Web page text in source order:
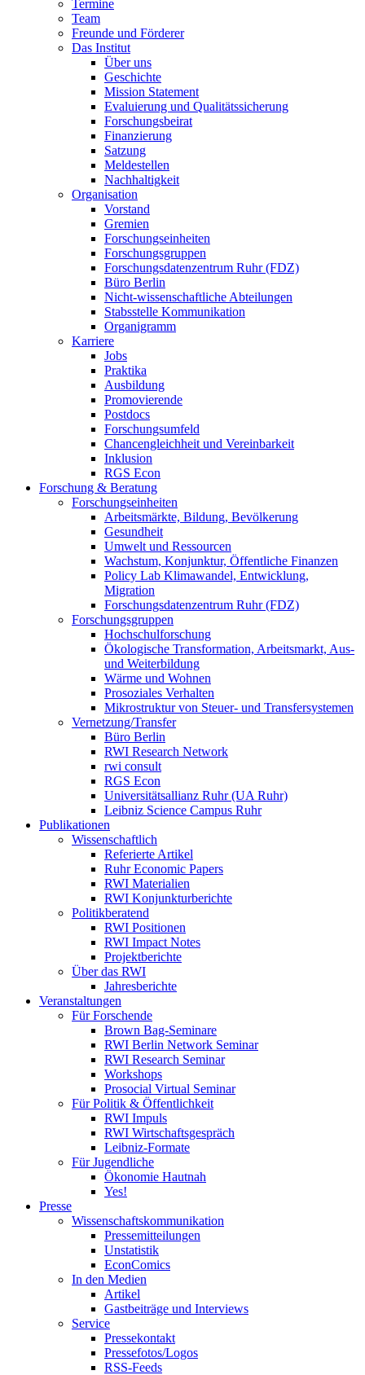
Termine
Team
Freunde und Förderer
Das Institut
Über uns
Geschichte
Mission Statement
Evaluierung und Qualitätssicherung
Forschungsbeirat
Finanzierung
Satzung
Meldestellen
Nachhaltigkeit
Organisation
Vorstand
Gremien
Forschungseinheiten
Forschungsgruppen
Forschungsdatenzentrum Ruhr (FDZ)
Büro Berlin
Nicht-wissenschaftliche Abteilungen
Stabsstelle Kommunikation
Organigramm
Karriere
Jobs
Praktika
Ausbildung
Promovierende
Postdocs
Forschungsumfeld
Chancengleichheit und Vereinbarkeit
Inklusion
RGS Econ
Forschung & Beratung
Forschungseinheiten
Arbeitsmärkte, Bildung, Bevölkerung
Gesundheit
Umwelt und Ressourcen
Wachstum, Konjunktur, Öffentliche Finanzen
Policy Lab Klimawandel, Entwicklung,
Migration
Forschungsdatenzentrum Ruhr (FDZ)
Forschungsgruppen
Hochschulforschung
Ökologische Transformation, Arbeitsmarkt, Aus-
und Weiterbildung
Wärme und Wohnen
Prosoziales Verhalten
Mikrostruktur von Steuer- und Transfersystemen
Vernetzung/Transfer
Büro Berlin
RWI Research Network
rwi consult
RGS Econ
Universitätsallianz Ruhr (UA Ruhr)
Leibniz Science Campus Ruhr
Publikationen
Wissenschaftlich
Referierte Artikel
Ruhr Economic Papers
RWI Materialien
RWI Konjunkturberichte
Politikberatend
RWI Positionen
RWI Impact Notes
Projektberichte
Über das RWI
Jahresberichte
Veranstaltungen
Für Forschende
Brown Bag-Seminare
RWI Berlin Network Seminar
RWI Research Seminar
Workshops
Prosocial Virtual Seminar
Für Politik & Öffentlichkeit
RWI Impuls
RWI Wirtschaftsgespräch
Leibniz-Formate
Für Jugendliche
Ökonomie Hautnah
Yes!
Presse
Wissenschaftskommunikation
Pressemitteilungen
Unstatistik
EconComics
In den Medien
Artikel
Gastbeiträge und Interviews
Service
Pressekontakt
Pressefotos/Logos
RSS-Feeds